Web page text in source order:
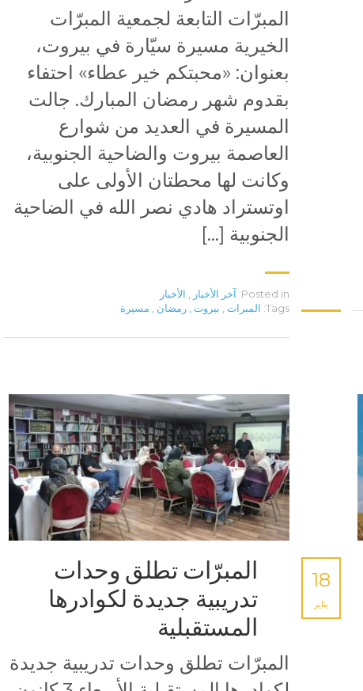
المبرّات التابعة لجمعية المبرّات
الخيرية مسيرة سيّارة في بيروت،
بعنوان: «محبتكم خير عطاء» احتفاء
بقدوم شهر رمضان المبارك. جالت
المسيرة في العديد من شوارع
العاصمة بيروت والضاحية الجنوبية،
وكانت لها محطتان الأولى على
اوتستراد هادي نصر الله في الضاحية
الجنوبية […]
Posted in: آخر الأخبار , الأخبار
Tags: المبرات, بيروت, رمضان, مسيرة
18
يناير
المبرّات تطلق وحدات
تدريبية جديدة لكوادرها
المستقبلية
المبرّات تطلق وحدات تدريبية جديدة